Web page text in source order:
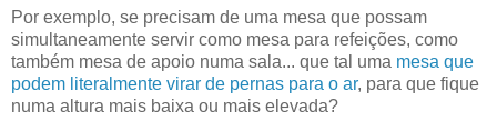
Por exemplo, se precisam de uma mesa que possam
simultaneamente servir como mesa para refeições, como
também mesa de apoio numa sala... que tal uma mesa que
podem literalmente virar de pernas para o ar, para que fique
numa altura mais baixa ou mais elevada?